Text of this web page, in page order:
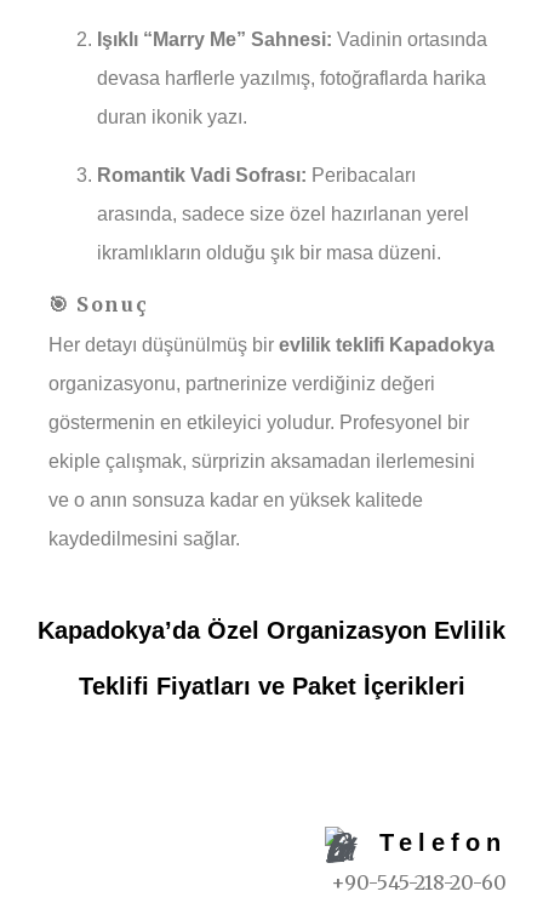
Işıklı “Marry Me” Sahnesi: Vadinin ortasında
devasa harflerle yazılmış, fotoğraflarda harika
duran ikonik yazı.
Romantik Vadi Sofrası: Peribacaları
arasında, sadece size özel hazırlanan yerel
ikramlıkların olduğu şık bir masa düzeni.
🎯 Sonuç
Her detayı düşünülmüş bir evlilik teklifi Kapadokya
organizasyonu, partnerinize verdiğiniz değeri
göstermenin en etkileyici yoludur. Profesyonel bir
ekiple çalışmak, sürprizin aksamadan ilerlemesini
ve o anın sonsuza kadar en yüksek kalitede
kaydedilmesini sağlar.
Kapadokya’da Özel Organizasyon Evlilik
Teklifi Fiyatları ve Paket İçerikleri
Telefon
+90-545-218-20-60